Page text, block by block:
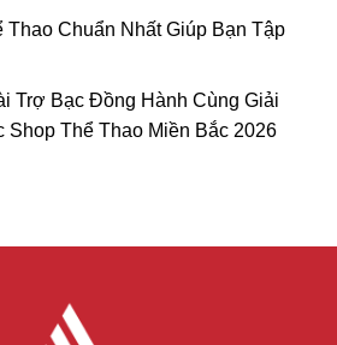
Chuẩn Nhất Giúp Bạn Tập
Trợ Bạc Đồng Hành Cùng Giải
Thể Thao Miền Bắc 2026